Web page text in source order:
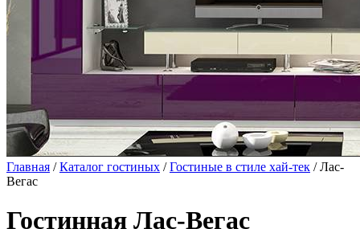
Главная /Каталог гостиных /Гостиные в стиле хай-тек / Лас-
Вегас
Гостинная Лас-Вегас